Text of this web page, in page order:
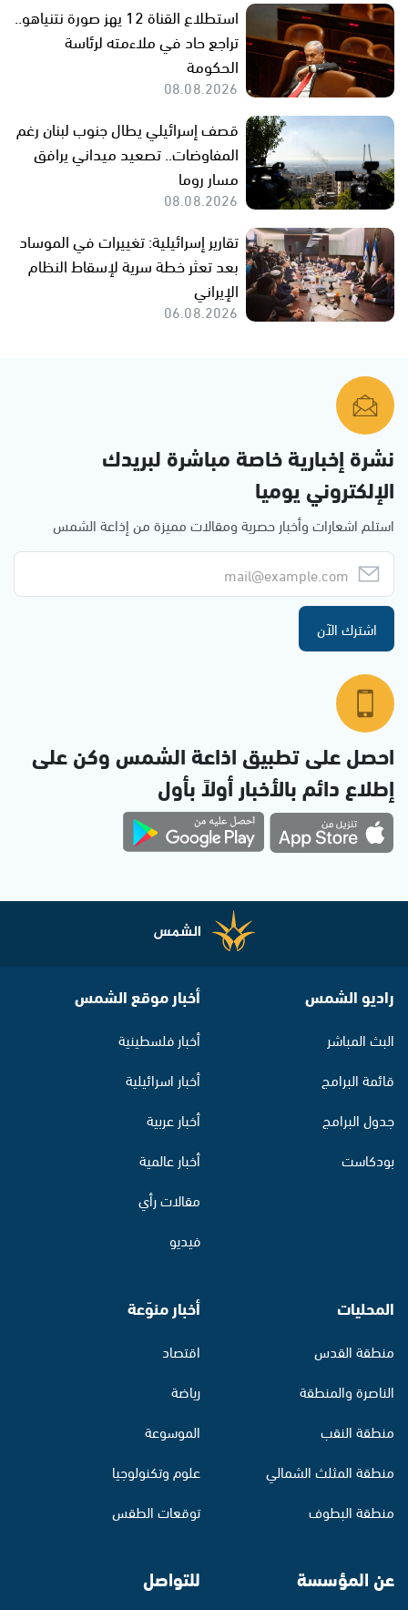
استطلاع القناة 12 يهز صورة نتنياهو..
تراجع حاد في ملاءمته لرئاسة
الحكومة
08.08.2026
قصف إسرائيلي يطال جنوب لبنان رغم
المفاوضات.. تصعيد ميداني يرافق
مسار روما
08.08.2026
تقارير إسرائيلية: تغييرات في الموساد
بعد تعثر خطة سرية لإسقاط النظام
الإيراني
06.08.2026
نشرة إخبارية خاصة مباشرة لبريدك
الإلكتروني يوميا
استلم اشعارات وأخبار حصرية ومقالات مميزة من إذاعة الشمس
اشترك الآن
احصل على تطبيق اذاعة الشمس وكن على
إطلاع دائم بالأخبار أولاً بأول
راديو الشمس
البث المباشر
قائمة البرامج
جدول البرامج
بودكاست
أخبار موقع الشمس
أخبار فلسطينية
أخبار اسرائيلية
أخبار عربية
أخبار عالمية
مقالات رأي
فيديو
المحليات
منطقة القدس
الناصرة والمنطقة
منطقة النقب
منطقة المثلث الشمالي
منطقة البطوف
أخبار منوّعة
اقتصاد
رياضة
الموسوعة
علوم وتكنولوجيا
توقعات الطقس
عن المؤسسة للتواصل